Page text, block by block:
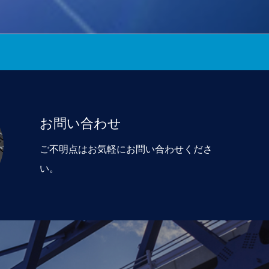
お問い合わせ
ご不明点はお気軽にお問い合わせくださ
い。